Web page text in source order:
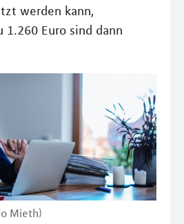
werden kann,
1.260 Euro sind dann
Mieth)